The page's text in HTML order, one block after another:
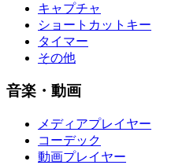
キャプチャ
ショートカットキー
タイマー
その他
音楽・動画
メディアプレイヤー
コーデック
動画プレイヤー